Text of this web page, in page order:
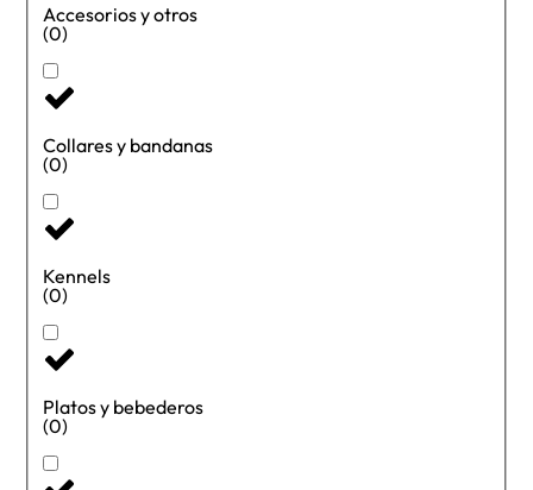
Accesorios y otros
(0)
Collares y bandanas
(0)
Kennels
(0)
Platos y bebederos
(0)